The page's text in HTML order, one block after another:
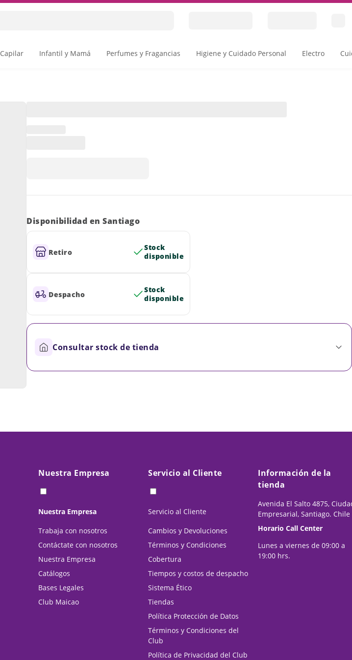
Capilar Infantil y Mamá Perfumes y Fragancias Higiene y Cuidado Personal Electro
Disponibilidad en Santiago
Retiro
Stock
disponible
Despacho
Stock
disponible
Consultar stock de tienda
Nuestra Empresa
Nuestra Empresa
Trabaja con nosotros
Contáctate con nosotros
Nuestra Empresa
Catálogos
Bases Legales
Club Maicao
Servicio al Cliente
Servicio al Cliente
Cambios y Devoluciones
Términos y Condiciones
Cobertura
Tiempos y costos de despacho
Sistema Ético
Tiendas
Política Protección de Datos
Términos y Condiciones del
Club
Política de Privacidad del Club
Información de la
tienda
Avenida El Salto 4875,
Empresarial, Santiago. Chile
Horario Call Center
Lunes a viernes de 09:00 a
19:00 hrs.